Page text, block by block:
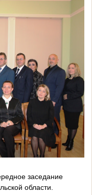
заседание
области.